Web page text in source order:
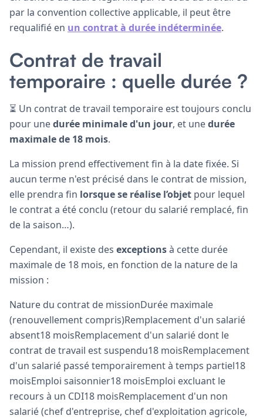
par la convention collective applicable, il peut être
requalifié en un contrat à durée indéterminée.
Contrat de travail
temporaire : quelle durée ?
⏳ Un contrat de travail temporaire est toujours conclu
pour unedurée minimale d'un jour, et unedurée
maximale de 18 mois.
La mission prend effectivement fin à la date fixée. Si
aucun terme n'est précisé dans le contrat de mission,
elle prendra fin lorsque se réalise l’objet pour lequel
le contrat a été conclu (retour du salarié remplacé, fin
de la saison…).
Cependant, il existe des exceptionsà cette durée
maximale de 18 mois, en fonction de la nature de la
mission :
Nature du contrat de missionDurée maximale
(renouvellement compris)Remplacement d'un salarié
absent18 moisRemplacement d'un salarié dont le
contrat de travail est suspendu18 moisRemplacement
d'un salarié passé temporairement à temps partiel18
moisEmploi saisonnier18 moisEmploi excluant le
recours à un CDI18 moisRemplacement d'un non
salarié (chef d'entreprise, chef d'exploitation agricole,